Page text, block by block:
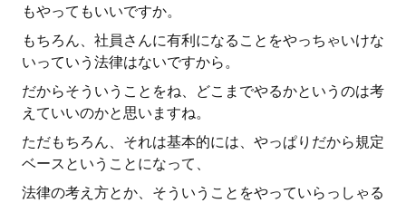
もやってもいいですか。
もちろん、社員さんに有利になることをやっちゃいけな
いっていう法律はないですから。
だからそういうことをね、どこまでやるかというのは考
えていいのかと思いますね。
ただもちろん、それは基本的には、やっぱりだから規定
ベースということになって、
法律の考え方とか、そういうことをやっていらっしゃる